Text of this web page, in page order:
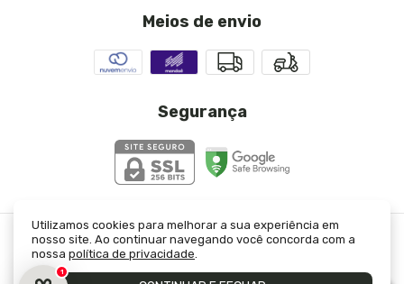
Utilizamos cookies para melhorar a sua experiência em
nosso site. Ao continuar navegando você concorda com a
nossa política de privacidade.
Meios de envio
Segurança
Calça Chocolate Milene- JJ Modas
©2026. JJ Modas Ltda - 23333421000130. Todos os direitos reservados.
1